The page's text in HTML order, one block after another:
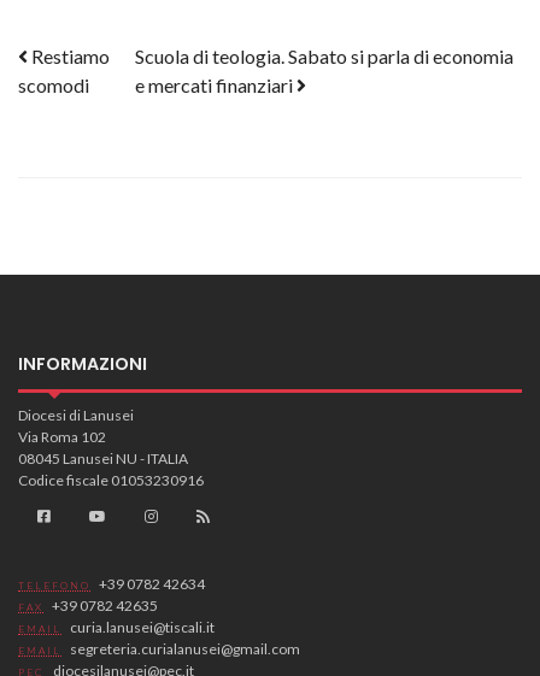
Post navigation
Restiamo
scomodi
Scuola di teologia. Sabato si parla di economia
e mercati finanziari
INFORMAZIONI
Diocesi di Lanusei
Via Roma 102
08045 Lanusei NU - ITALIA
Codice fiscale 01053230916
TELEFONO +39 0782 42634
FAX +39 0782 42635
EMAIL curia.lanusei@tiscali.it
EMAIL segreteria.curialanusei@gmail.com
PEC diocesilanusei@pec.it